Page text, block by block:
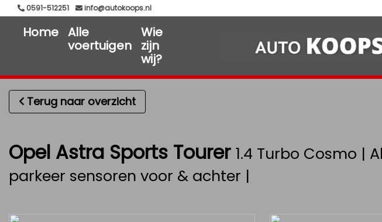
0591-512251 info@autokoops.nl
Home Alle
voertuigen
Wie
zijn
wij?
Terug naar overzicht
Opel Astra Sports Tourer 1.4 Turbo Cosmo |
parkeer sensoren voor & achter |